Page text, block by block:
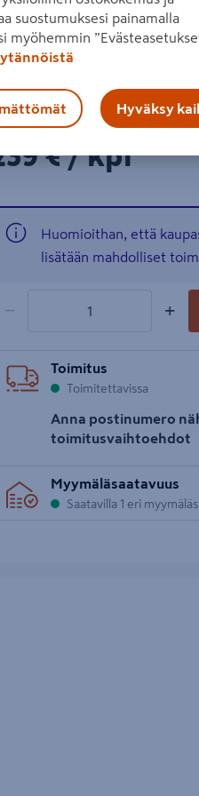
lavan paino (kg):3,5
Hinta verkkokaupassa
kpl
€/ kpl
Huomioithan, että
lisätään mahdolliset
− +
Toimitus
Toimitettavissa
Anna postinumero
toimitusvaihtoehdot
Myymäläsaatavuus
Saatavilla 1 eri
suostumuksesi painamalla
myöhemmin
Hyväksy